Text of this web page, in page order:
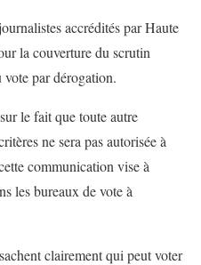
accrédités par Haute
la couverture du scrutin
par dérogation.
le fait que toute autre
ne sera pas autorisée à
communication vise à
les bureaux de vote à
clairement qui peut voter